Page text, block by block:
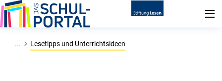
... Lesetipps und Unterrichtsideen